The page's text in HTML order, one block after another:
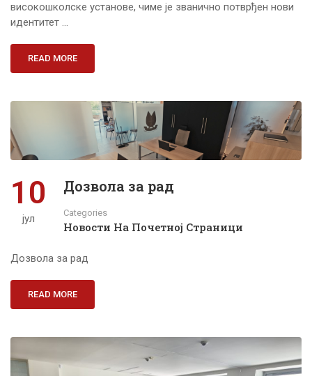
високошколске установе, чиме је званично потврђен нови
идентитет …
READ MORE
10
јул
Дозвола за рад
Categories
Новости На Почетној Страници
Дозвола за рад
READ MORE